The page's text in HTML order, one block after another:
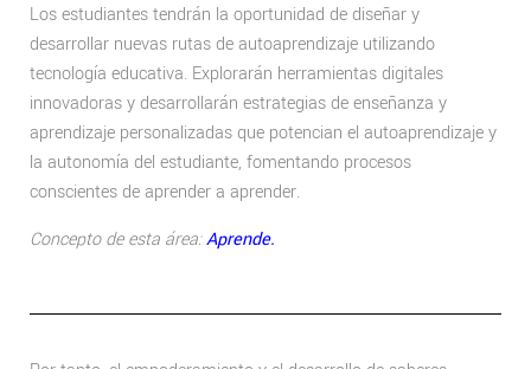
Los estudiantes tendrán la oportunidad de diseñar y
desarrollar nuevas rutas de autoaprendizaje utilizando
tecnología educativa. Explorarán herramientas digitales
innovadoras y desarrollarán estrategias de enseñanza y
aprendizaje personalizadas que potencian el autoaprendizaje y
la autonomía del estudiante, fomentando procesos
conscientes de aprender a aprender.
Concepto de esta área:Aprende.